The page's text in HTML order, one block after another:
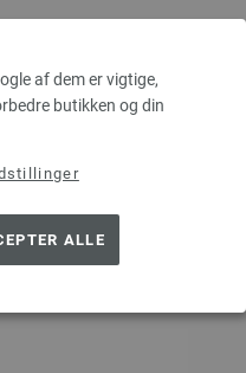
af dem er vigtige,
butikken og din
ALLE